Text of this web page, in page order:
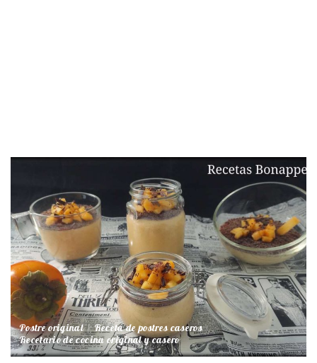
Postre original Receta de postres caseros
Recetario de cocina original y casero